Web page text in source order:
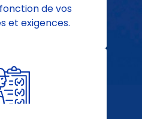
de vos
et exigences.